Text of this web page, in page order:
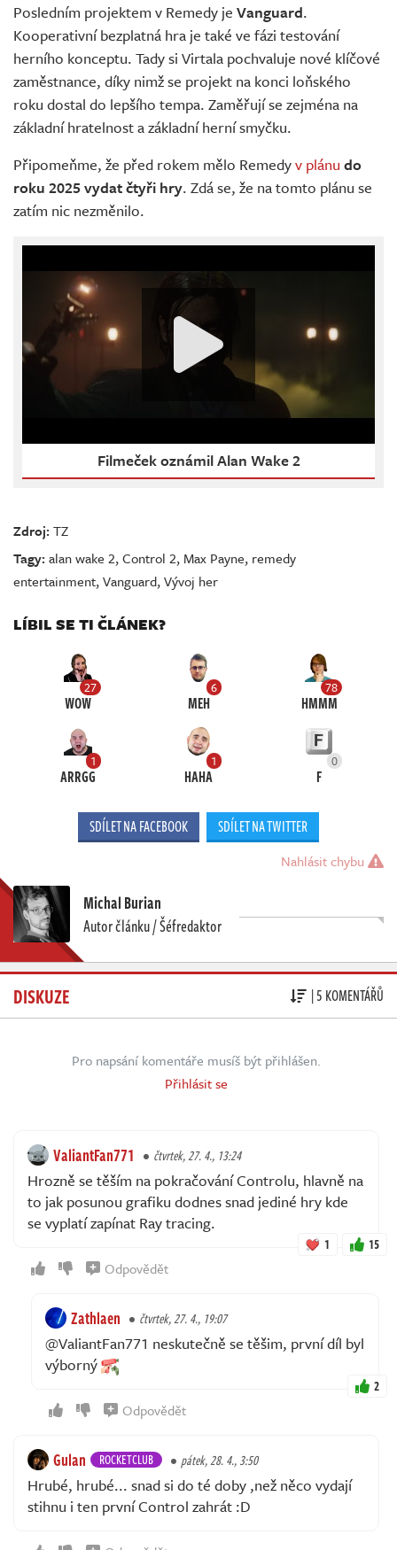
Posledním projektem v Remedy je Vanguard.
Kooperativní bezplatná hra je také ve fázi testování
herního konceptu. Tady si Virtala pochvaluje nové klíčové
zaměstnance, díky nimž se projekt na konci loňského
roku dostal do lepšího tempa. Zaměřují se zejména na
základní hratelnost a základní herní smyčku.
Připomeňme, že před rokem mělo Remedyv plánu do
roku 2025 vydat čtyři hry. Zdá se, že na tomto plánu se
zatím nic nezměnilo.
Filmeček oznámil Alan Wake 2
Zdroj:TZ
Tagy:alan wake 2,Control 2, Max Payne, remedy
entertainment,Vanguard,Vývoj her
LÍBIL SE TI ČLÁNEK?
27
WOW
6
MEH
78
HMMM
1
ARRGG
1
HAHA
0
F
SDÍLET NA FACEBOOK SDÍLET NA TWITTER
Nahlásit chybu
Michal Burian
Autor článku / Šéfredaktor
DISKUZE | 5 KOMENTÁŘŮ
Pro napsání komentáře musíš být přihlášen.
Přihlásit se
ValiantFan771 čtvrtek, 27. 4., 13:24
Hrozně se těším na pokračování Controlu, hlavně na
to jak posunou grafiku dodnes snad jediné hry kde
se vyplatí zapínat Ray tracing.
1 15
Odpovědět
Zathlaen čtvrtek, 27. 4., 19:07
@ValiantFan771 neskutečně se těšim, první díl byl
výborný
2
Odpovědět
Gulan ROCKETCLUB pátek, 28. 4., 3:50
Hrubé, hrubé... snad si do té doby ,než něco vydají
stihnu i ten první Control zahrát :D